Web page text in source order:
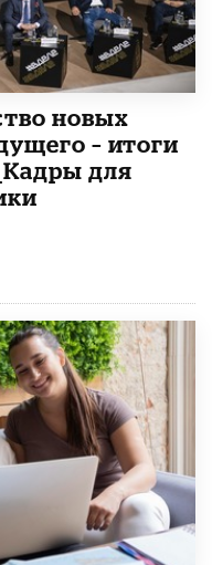
новых
– итоги
для